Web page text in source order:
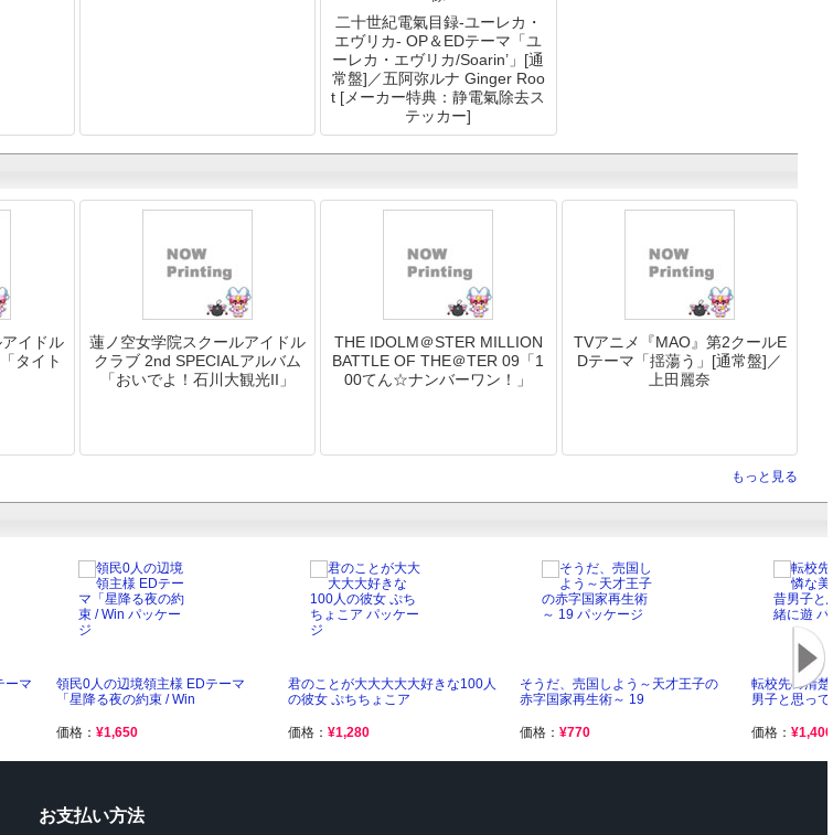
二十世紀電氣目録-ユーレカ・
エヴリカ- OP＆EDテーマ「ユ
ーレカ・エヴリカ/Soarin’」[通
常盤]／五阿弥ルナ Ginger Roo
t [メーカー特典：静電氣除去ス
テッカー]
イドル
タイト
蓮ノ空女学院スクールアイドル
クラブ 2nd SPECIALアルバム
「おいでよ！石川大観光II」
THE IDOLM＠STER MILLION
BATTLE OF THE＠TER 09「1
00てん☆ナンバーワン！」
TVアニメ『MAO』第2クールE
Dテーマ「揺蕩う」[通常盤]／
上田麗奈
もっと見る
ーマ
領民0人の辺境領主様 EDテーマ
「星降る夜の約束 / Win
価格： ¥1,650
君のことが大大大大大好きな100人
の彼女 ぷちちょこア
価格： ¥1,280
そうだ、売国しよう～天才王子の
赤字国家再生術～ 19
価格： ¥770
転校先の清
男子と思っ
価格： ¥1,400
お支払い方法